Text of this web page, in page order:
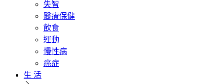
失智
醫療保健
飲食
運動
慢性病
癌症
生 活